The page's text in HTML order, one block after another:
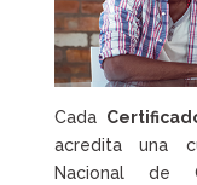
Cada
acredita una
Nacional de